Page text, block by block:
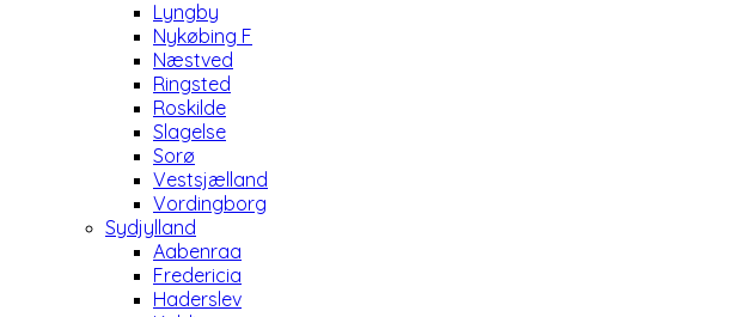
Lyngby
Nykøbing F
Næstved
Ringsted
Roskilde
Slagelse
Sorø
Vestsjælland
Vordingborg
Sydjylland
Aabenraa
Fredericia
Haderslev